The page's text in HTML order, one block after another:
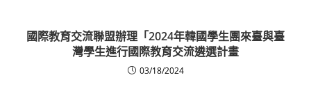
國際教育交流聯盟辦理「2024年韓國學生團來臺與臺
灣學生進行國際教育交流遴選計畫
03/18/2024